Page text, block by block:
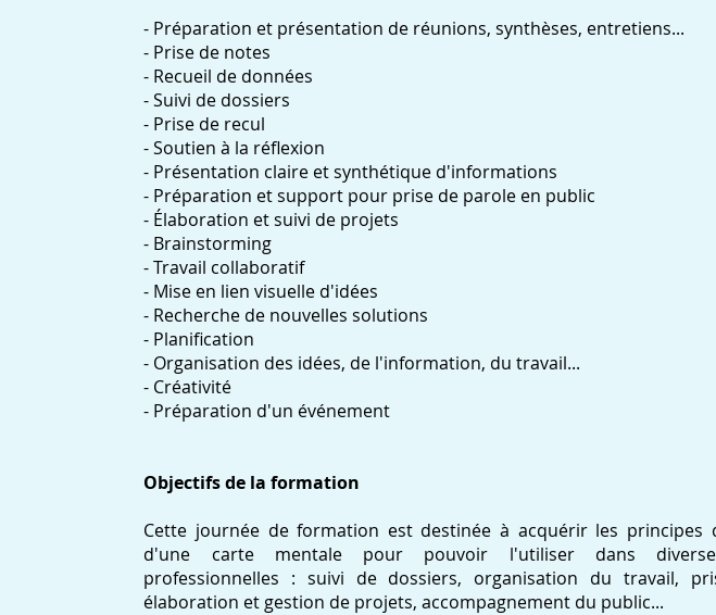
- Préparation et présentation de réunions, synthèses, entretiens...
- Prise de notes
- Recueil de données
- Suivi de dossiers
- Prise de recul
- Soutien à la réflexion
- Présentation claire et synthétique d'informations
- Préparation et support pour prise de parole en public
- Élaboration et suivi de projets
- Brainstorming
- Travail collaboratif
- Mise en lien visuelle d'idées
- Recherche de nouvelles solutions
- Planification
- Organisation des idées, de l'information, du travail...
- Créativité
- Préparation d'un événement
Objectifs de la formation
Cette journée de formation est destinée à acquérir les principes
d'une carte mentale pour pouvoir l'utiliser dans
professionnelles : suivi de dossiers, organisation du travail,
élaboration et gestion de projets, accompagnement du public...